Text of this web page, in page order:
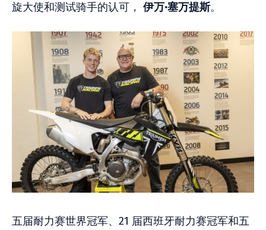
旋大使和测试骑手的认可， 伊万·塞万提斯。
五届耐力赛世界冠军、21 届西班牙耐力赛冠军和五